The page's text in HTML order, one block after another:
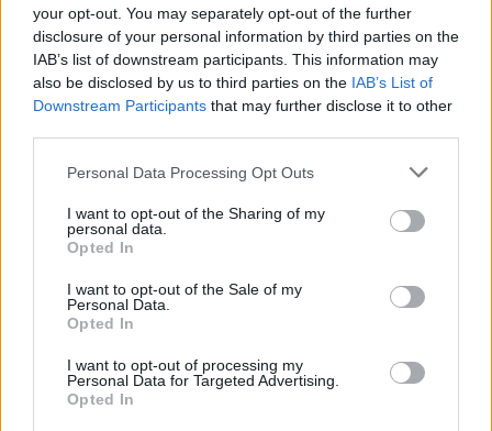
your opt-out. You may separately opt-out of the further
disclosure of your personal information by third parties on the
IAB’s list of downstream participants. This information may
also be disclosed by us to third parties on the IAB’s List of
Downstream Participants that may further disclose it to other
Personal Data Processing Opt Outs
I want to opt-out of the Sharing of my
personal data.
Opted In
I want to opt-out of the Sale of my
Personal Data.
Opted In
I want to opt-out of processing my
Personal Data for Targeted Advertising.
Opted In